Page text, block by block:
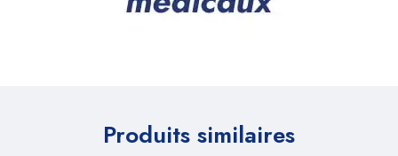
Produits similaires